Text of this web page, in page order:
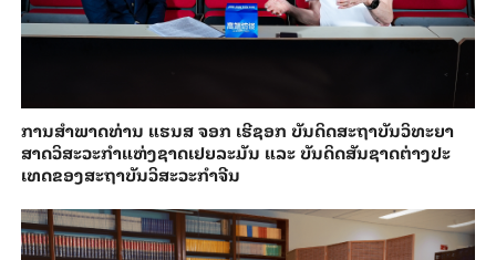
ການ​ສຳ​ພາດ​ທ່ານ ແຮນ​ສ ຈອກ ເຮີ​ຊອກ ​ບັນ​ດິດ​ສະ​ຖາ​ບັນວິ​ທະ​ຍາ​
ສາດວິ​ສະ​ວະ​ກຳ​ແຫ່ງ​ຊາດ​ເຢຍ​ລະ​ມັນ ແລະ ບັນ​ດິດ​ສັນ​ຊາດ​ຕ່າງ​ປະ​
ເທດ​ຂອງສະ​ຖາ​ບັນ​ວິ​ສະ​ວະ​ກຳ​ຈີນ